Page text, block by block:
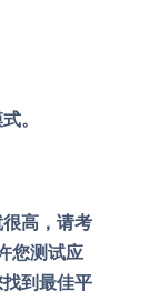
。
高，请考
您测试应
到最佳平